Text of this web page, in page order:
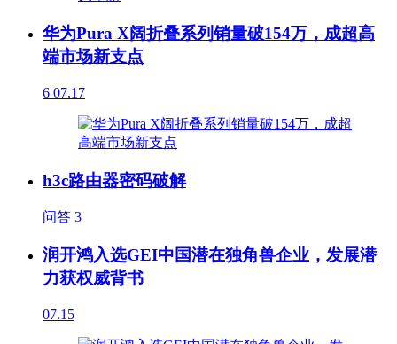
华为Pura X阔折叠系列销量破154万，成超高
端市场新支点
6 07.17
h3c路由器密码破解
问答 3
润开鸿入选GEI中国潜在独角兽企业，发展潜
力获权威背书
07.15